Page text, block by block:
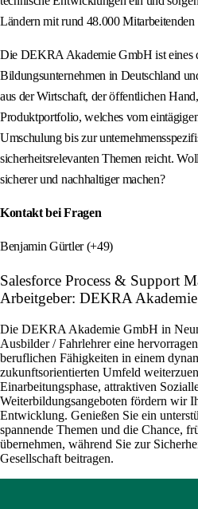
Ländern mit rund 48.000
Die DEKRA Akademie GmbH ist eines
Bildungsunternehmen in Deutschland
aus der Wirtschaft, der öffentlichen
Produktportfolio, welches vom
Umschulung bis zur
sicherheitsrelevanten Themen reicht.
sicherer und nachhaltiger machen?
Kontakt bei Fragen
Benjamin Gürtler (+49)
Salesforce Process & Support
Arbeitgeber: DEKRA
Die DEKRA Akademie GmbH in
Ausbilder / Fahrlehrer eine
beruflichen Fähigkeiten in einem
zukunftsorientierten Umfeld
Einarbeitungsphase, attraktiven
Weiterbildungsangeboten fördern wir
Entwicklung. Genießen Sie ein
spannende Themen und die Chance,
übernehmen, während Sie zur
Gesellschaft beitragen.